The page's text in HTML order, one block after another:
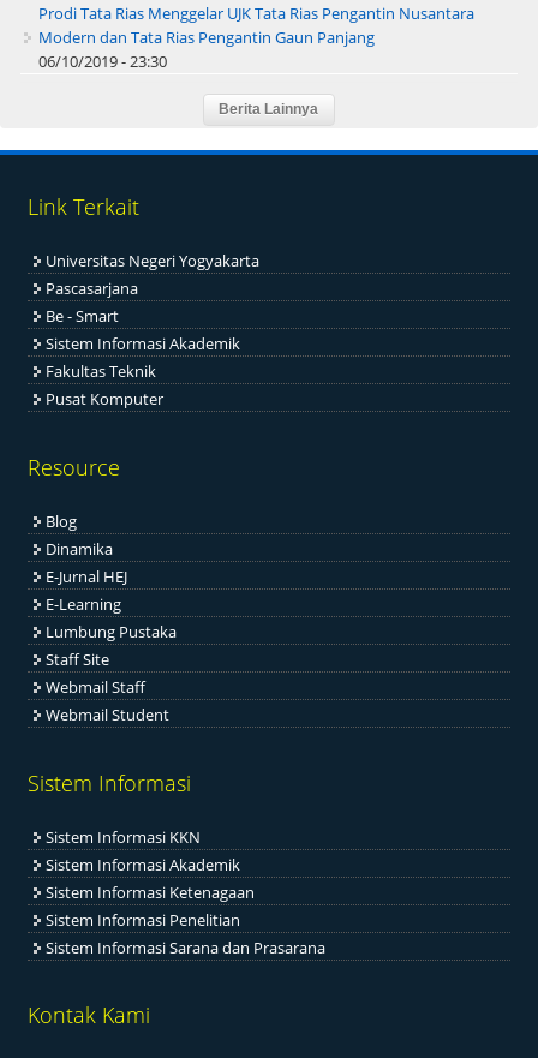
Prodi Tata Rias Menggelar UJK Tata Rias Pengantin Nusantara
Modern dan Tata Rias Pengantin Gaun Panjang
06/10/2019 - 23:30
Link Terkait
Universitas Negeri Yogyakarta
Pascasarjana
Be - Smart
Sistem Informasi Akademik
Fakultas Teknik
Pusat Komputer
Resource
Blog
Dinamika
E-Jurnal HEJ
E-Learning
Lumbung Pustaka
Staff Site
Webmail Staff
Webmail Student
Sistem Informasi
Sistem Informasi KKN
Sistem Informasi Akademik
Sistem Informasi Ketenagaan
Sistem Informasi Penelitian
Sistem Informasi Sarana dan Prasarana
Kontak Kami